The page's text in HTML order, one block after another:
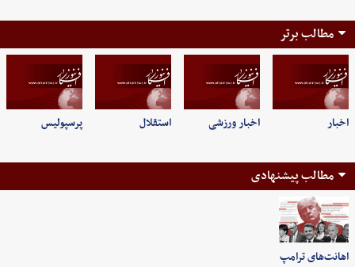
مطالب برتر
اخبار اخبار ورزشی استقلال پرسپولیس
مطالب پیشنهادی
اهانت‌های ترامپ